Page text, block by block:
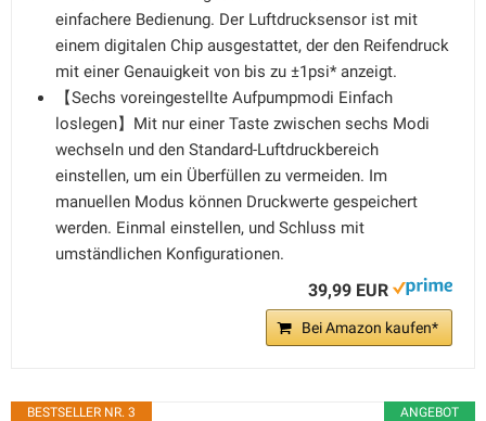
einfachere Bedienung. Der Luftdrucksensor ist mit
einem digitalen Chip ausgestattet, der den Reifendruck
mit einer Genauigkeit von bis zu ±1psi* anzeigt.
【Sechs voreingestellte Aufpumpmodi Einfach
loslegen】Mit nur einer Taste zwischen sechs Modi
wechseln und den Standard-Luftdruckbereich
einstellen, um ein Überfüllen zu vermeiden. Im
manuellen Modus können Druckwerte gespeichert
werden. Einmal einstellen, und Schluss mit
umständlichen Konfigurationen.
39,99 EUR
Bei Amazon kaufen*
ANGEBOT
BESTSELLER NR. 3